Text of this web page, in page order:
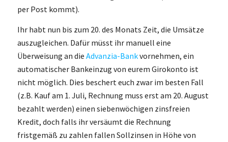
per Post kommt).
Ihr habt nun bis zum 20. des Monats Zeit, die Umsätze
auszugleichen. Dafür müsst ihr manuell eine
Überweisung an die Advanzia-Bankvornehmen, ein
automatischer Bankeinzug von eurem Girokonto ist
nicht möglich. Dies beschert euch zwar im besten Fall
(z.B. Kauf am 1. Juli, Rechnung muss erst am 20. August
bezahlt werden) einen siebenwöchigen zinsfreien
Kredit, doch falls ihr versäumt die Rechnung
fristgemäß zu zahlen fallen Sollzinsen in Höhe von